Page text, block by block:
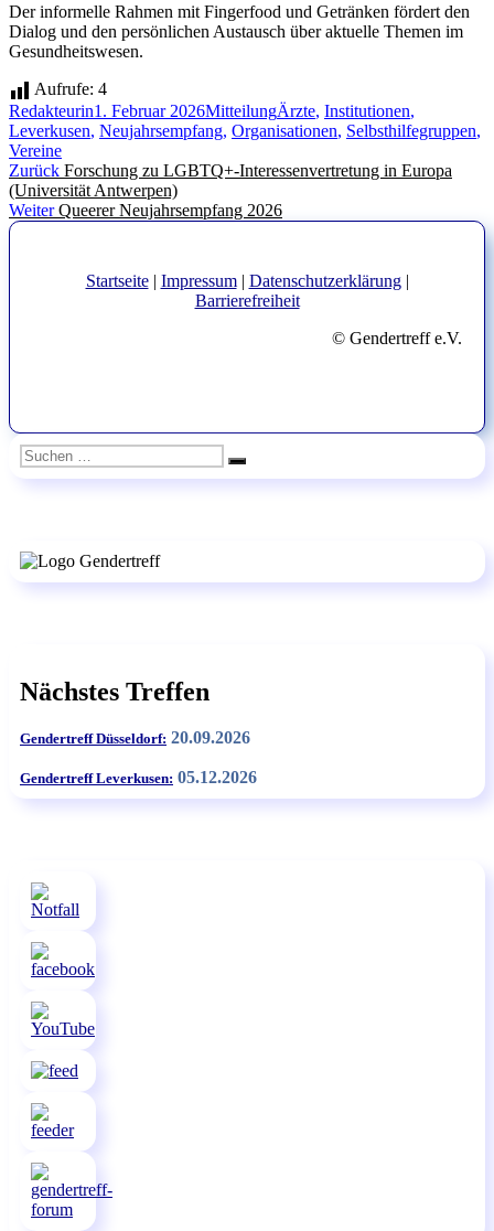
Der informelle Rahmen mit Fingerfood und Getränken fördert den
Dialog und den persönlichen Austausch über aktuelle Themen im
Gesundheitswesen.
Aufrufe: 4
Autor
RedakteurinVeröffentlicht
am
1. Februar 2026Kategorien
MitteilungSchlagwörter
Ärzte, Institutionen,
Leverkusen, Neujahrsempfang, Organisationen, Selbsthilfegruppen,
Vereine
Beitragsnavigation
Zurück Vorheriger
Beitrag:
Forschung zu LGBTQ+-Interessenvertretung in Europa
(Universität Antwerpen)
Weiter Nächster
Queerer Neujahrsempfang 2026
Startseite| Impressum| Datenschutzerklärung|
Barrierefreiheit
© Gendertreff e.V.
Suchen
nach:
Suchen
Nächstes Treffen
Gendertreff Düsseldorf: 20.09.2026
Gendertreff Leverkusen: 05.12.2026